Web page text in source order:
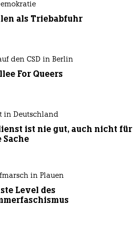
als Triebabfuhr
den CSD in Berlin
For Queers
in Deutschland
ist nie gut, auch nicht für
Sache
in Plauen
Level des